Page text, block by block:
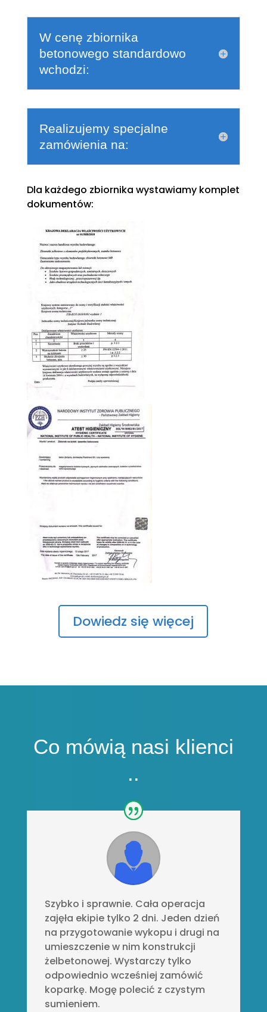
W cenę zbiornika
betonowego standardowo
wchodzi:
Realizujemy specjalne
zamówienia na:
Dla każdego zbiornika wystawiamy komplet
dokumentów:
Dowiedz się więcej
Co mówią nasi klienci
..
Szybko i sprawnie. Cała operacja
zajęła ekipie tylko 2 dni. Jeden dzień
na przygotowanie wykopu i drugi na
umieszczenie w nim konstrukcji
żelbetonowej. Wystarczy tylko
odpowiednio wcześniej zamówić
koparkę. Mogę polecić z czystym
sumieniem.